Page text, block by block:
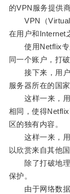
的VPN服务提供商
VPN（Virtual
在用户和Internet
使用Netflix专
同一个账户，打
接下来，用户
服务器所在的国家
这样一来，用
相同，使得
区的独有内容。
这样一来，用
以欣赏来自其他
除了打破地理
保护。
由于网络数据